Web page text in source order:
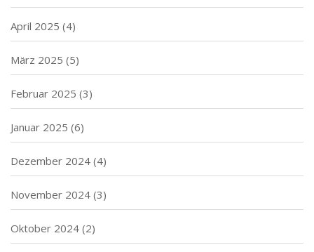
April 2025 (4)
März 2025 (5)
Februar 2025 (3)
Januar 2025 (6)
Dezember 2024 (4)
November 2024 (3)
Oktober 2024 (2)